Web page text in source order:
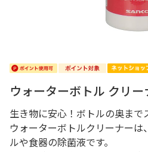
ウォーターボトル クリ
生き物に安心！ボトルの奥まで
ウォーターボトルクリーナー
ルや食器の除菌液です。